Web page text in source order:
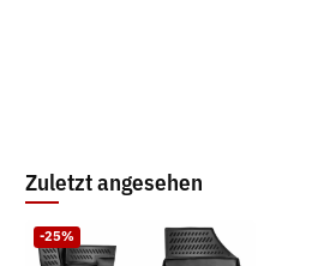
Zuletzt angesehen
-25%